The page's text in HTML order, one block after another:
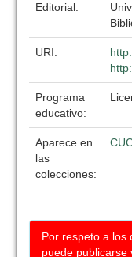
Editorial:
URI:
Programa
educativo:
Aparece en
las
colecciones:
Por respeto a los
puede publicarse